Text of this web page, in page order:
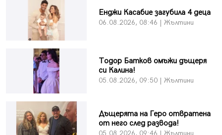
Енджи Касабие загубила 4 деца
06.08.2026, 08:46 | Жълтини
Тодор Батков омъжи дъщеря
си Калина!
05.08.2026, 09:50 | Жълтини
Дъщерята на Геро отвратена
от него след развода!